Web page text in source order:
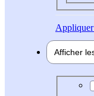
Appliquer
Afficher
Durée